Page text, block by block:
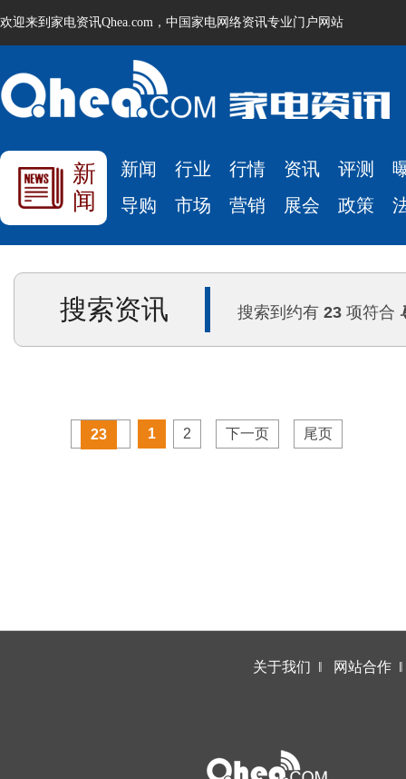
欢迎来到家电资讯Qhea.com，中国家电网络资讯专业门户网站
新
闻
新闻 行业 行情 资讯 评测
导购
市场 营销 展会 政策
搜索资讯 搜索到约有 23 项符合
23 1 2 下一页 尾页
关于我们 ‖ 网站合作 ‖